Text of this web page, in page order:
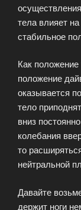
тела влияет
стабильное
Как
положение
оказывается
тело
вниз
колебания
то
нейтральной
Давайте
держит ноги